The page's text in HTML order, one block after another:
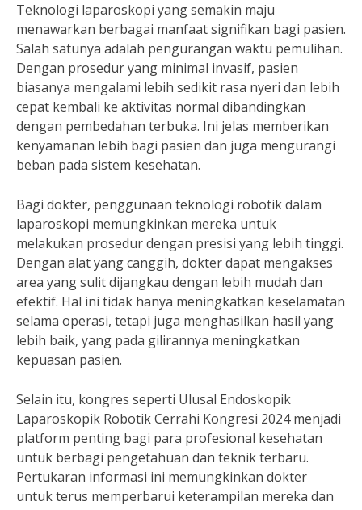
Teknologi laparoskopi yang semakin maju
menawarkan berbagai manfaat signifikan bagi pasien.
Salah satunya adalah pengurangan waktu pemulihan.
Dengan prosedur yang minimal invasif, pasien
biasanya mengalami lebih sedikit rasa nyeri dan lebih
cepat kembali ke aktivitas normal dibandingkan
dengan pembedahan terbuka. Ini jelas memberikan
kenyamanan lebih bagi pasien dan juga mengurangi
beban pada sistem kesehatan.
Bagi dokter, penggunaan teknologi robotik dalam
laparoskopi memungkinkan mereka untuk
melakukan prosedur dengan presisi yang lebih tinggi.
Dengan alat yang canggih, dokter dapat mengakses
area yang sulit dijangkau dengan lebih mudah dan
efektif. Hal ini tidak hanya meningkatkan keselamatan
selama operasi, tetapi juga menghasilkan hasil yang
lebih baik, yang pada gilirannya meningkatkan
kepuasan pasien.
Selain itu, kongres seperti Ulusal Endoskopik
Laparoskopik Robotik Cerrahi Kongresi 2024 menjadi
platform penting bagi para profesional kesehatan
untuk berbagi pengetahuan dan teknik terbaru.
Pertukaran informasi ini memungkinkan dokter
untuk terus memperbarui keterampilan mereka dan